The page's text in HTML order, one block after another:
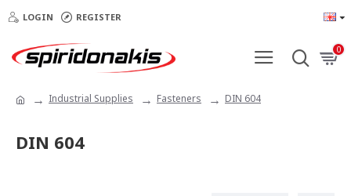
LOGIN REGISTER
0
Industrial Supplies Fasteners DIN 604
DIN 604